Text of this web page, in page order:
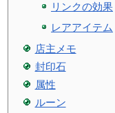
リンクの効果
レアアイテム
店主メモ
封印石
属性
ルーン